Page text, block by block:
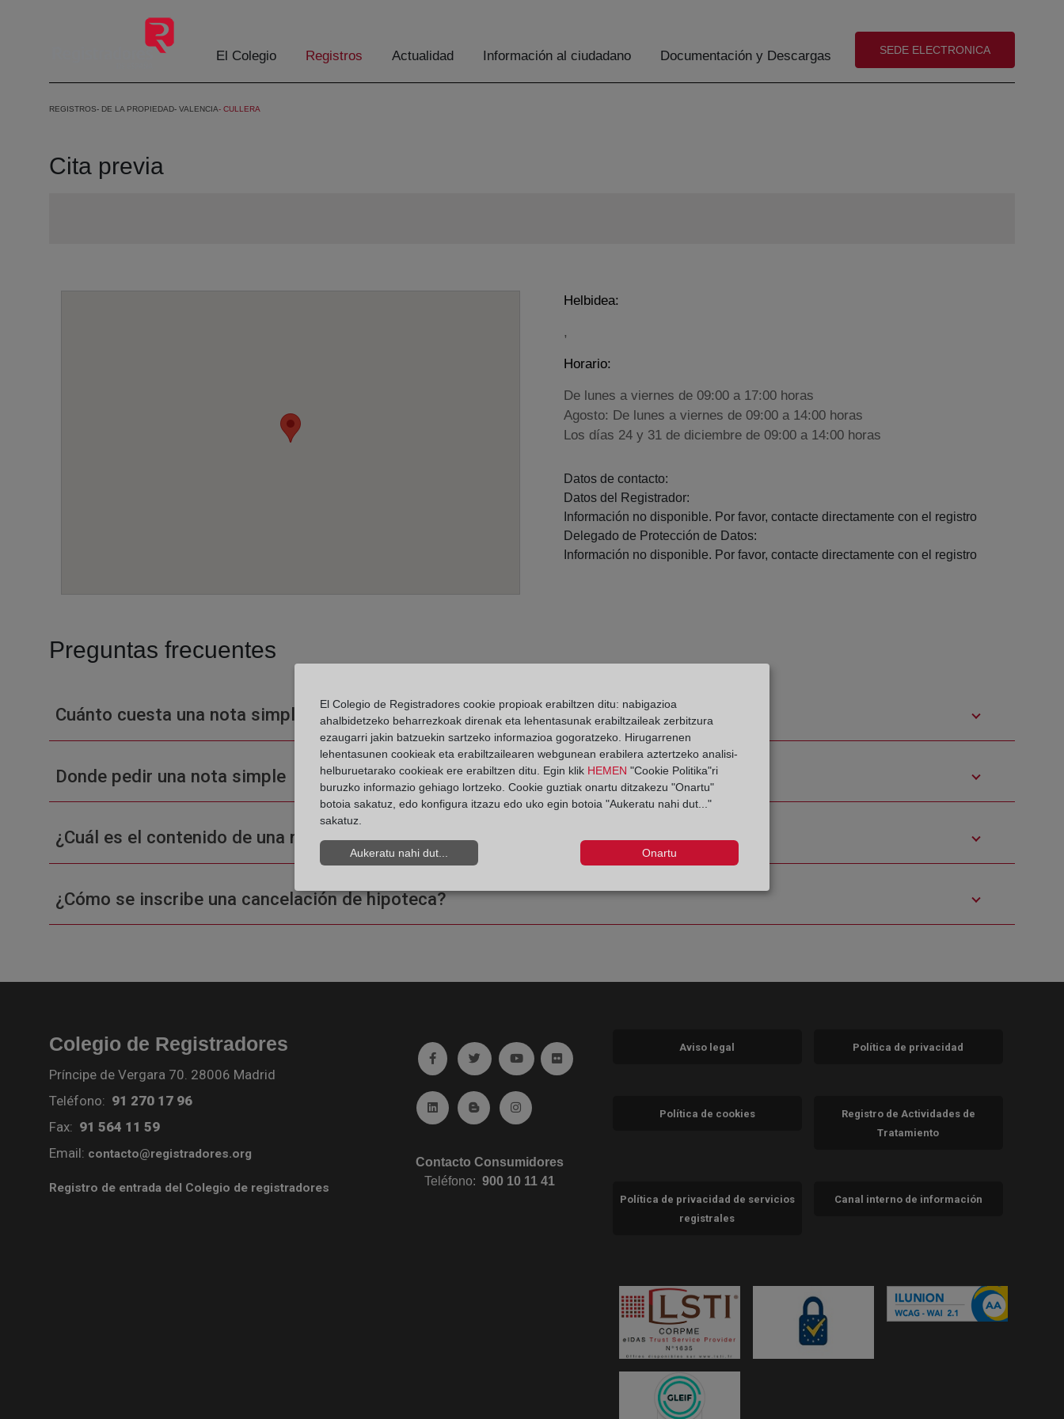
El Colegio Registros Actualidad Información al ciudadano Documentación y Descargas (abre en nueva ventana)
SEDE ELECTRONICA
REGISTROS DE LA PROPIEDAD VALENCIA CULLERA
Cita previa
Helbidea:
,
Horario:
De lunes a viernes de 09:00 a 17:00 horas
Agosto: De lunes a viernes de 09:00 a 14:00 horas
Los días 24 y 31 de diciembre de 09:00 a 14:00 horas
Datos de contacto:
Datos del Registrador:
Información no disponible. Por favor, contacte directamente con el registro
Delegado de Protección de Datos:
Información no disponible. Por favor, contacte directamente con el registro
Preguntas frecuentes
Cuánto cuesta una nota simple en un Registro de la Propiedad
Donde pedir una nota simple
¿Cuál es el contenido de una nota simple o una certificación?
¿Cómo se inscribe una cancelación de hipoteca?
Colegio de Registradores
Príncipe de Vergara 70. 28006 Madrid
Teléfono: 91 270 17 96
Fax: 91 564 11 59
Email: contacto@registradores.org
Registro de entrada del Colegio de registradores
Ir a facebook (abre en ventana nueva)
Ir a twitter (abre en ventana nueva)
Ir a YouTube (abre en ventana nueva)
Ir a Flickr (abre en ventana nueva)
Ir a Linkedin (abre en ventana nueva)
Ir al Blog (abre en ventana nueva)
Ir a Instagram (abre en ventana nueva)
Contacto Consumidores
Teléfono:900 10 11 41
Aviso legal Política de privacidad
Política de cookies
Registro de Actividades de
Tratamiento
Política de privacidad de servicios
registrales
Canal interno de información
El Colegio de Registradores cookie propioak erabiltzen ditu: nabigazioa
ahalbidetzeko beharrezkoak direnak eta lehentasunak erabiltzaileak zerbitzura
ezaugarri jakin batzuekin sartzeko informazioa gogoratzeko. Hirugarrenen
lehentasunen cookieak eta erabiltzailearen webgunean erabilera aztertzeko analisi-
helburuetarako cookieak ere erabiltzen ditu. Egin klik HEMEN "Cookie Politika"ri
buruzko informazio gehiago lortzeko. Cookie guztiak onartu ditzakezu "Onartu"
botoia sakatuz, edo konfigura itzazu edo uko egin botoia "Aukeratu nahi dut..."
sakatuz.
Aukeratu nahi dut... Onartu